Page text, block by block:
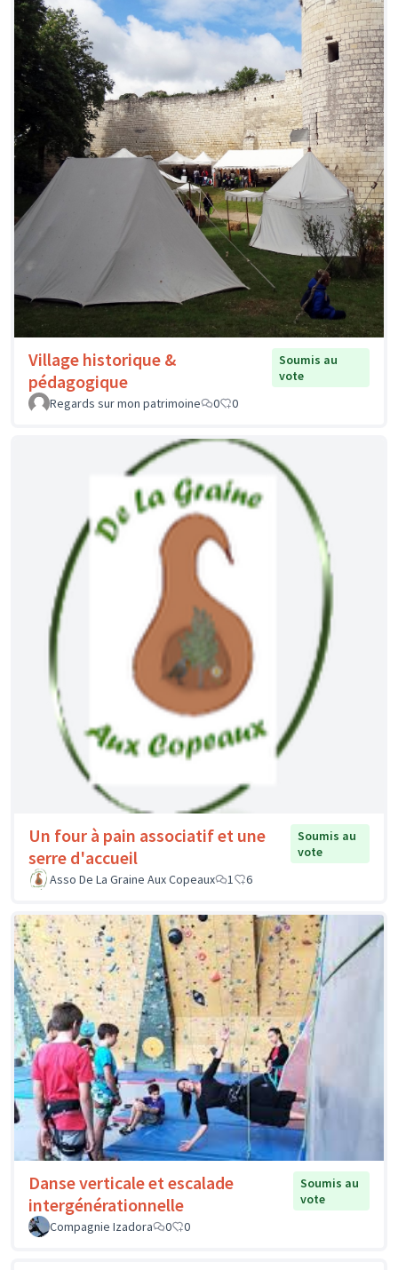
Village historique &
pédagogique
Soumis au
vote
Regards sur mon patrimoine
0 0
Un four à pain associatif et une
serre d'accueil
Soumis au
vote
Asso De La Graine Aux Copeaux
1 6
Danse verticale et escalade
intergénérationnelle
Soumis au
vote
Compagnie Izadora
0 0